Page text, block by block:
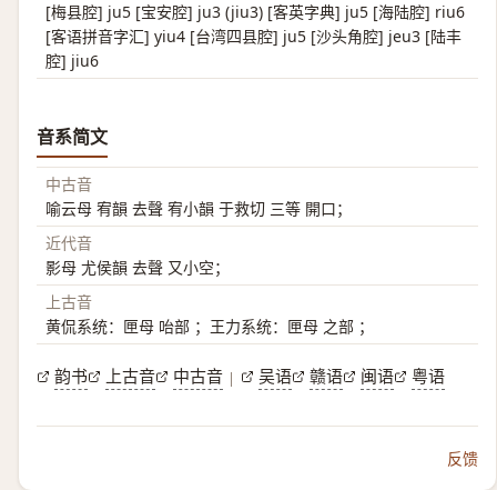
[梅县腔] ju5 [宝安腔] ju3 (jiu3) [客英字典] ju5 [海陆腔] riu6
[客语拼音字汇] yiu4 [台湾四县腔] ju5 [沙头角腔] jeu3 [陆丰
腔] jiu6
音系简文
中古音
喻云母 宥韻 去聲 宥小韻 于救切 三等 開口；
近代音
影母 尤侯韻 去聲 又小空；
上古音
黄侃系统：匣母 咍部 ；王力系统：匣母 之部 ；
韵书 上古音 中古音 | 吴语 赣语 闽语 粤语
反馈